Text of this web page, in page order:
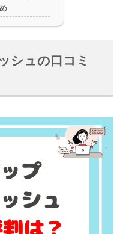
シュの口コミ